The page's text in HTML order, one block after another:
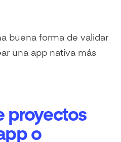
buena forma de validar
una app nativa más
proyectos
o